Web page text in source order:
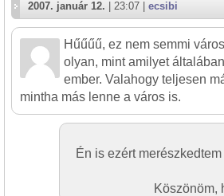
2007. január 12. | 23:07 | ecsibi
Hűűűű, ez nem semmi
olyan, mint amilyet
ember. Valahogy teljesen
mintha más lenne a város is.
Én is ezért
Köszönöm,